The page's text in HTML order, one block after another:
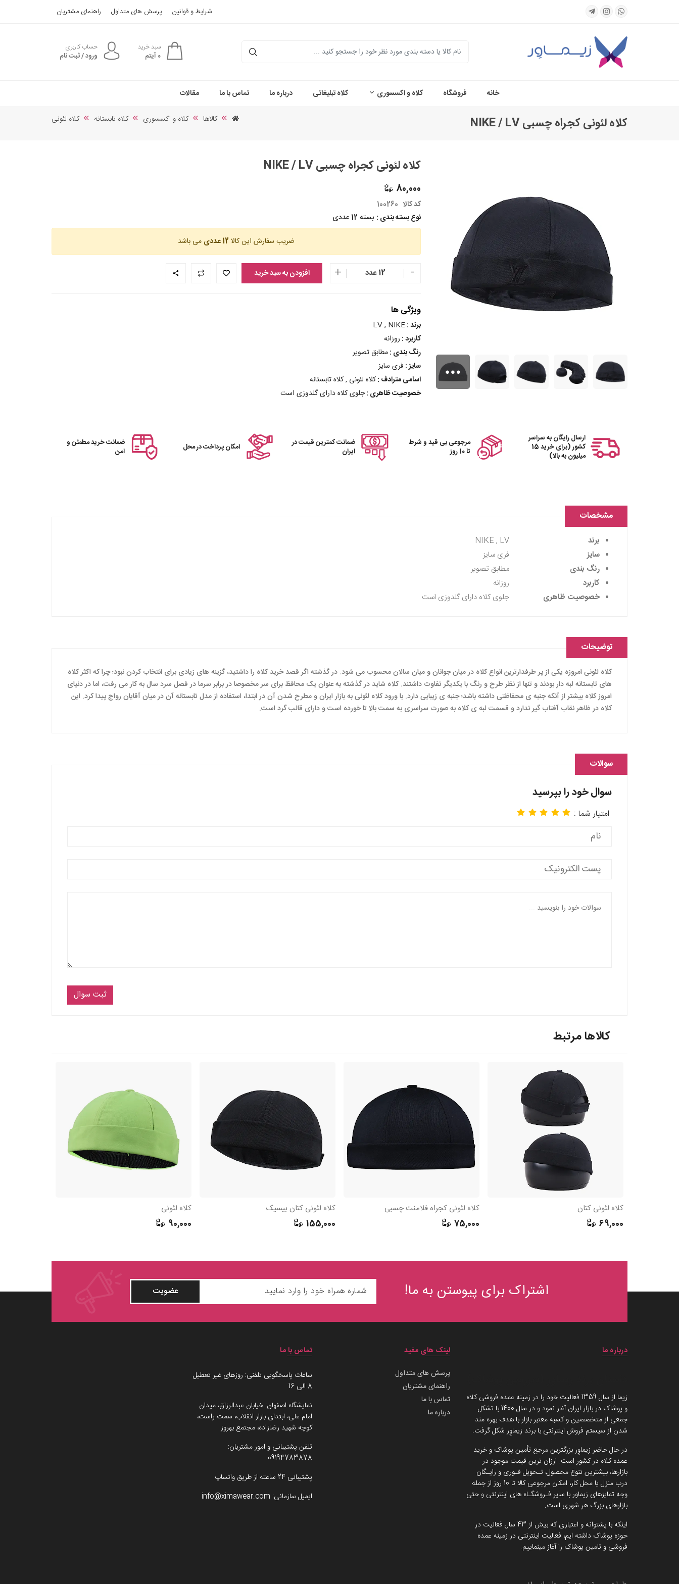
شرایط و قوانین پرسش های متداول راهنمای مشتریان
جستجو سبد خرید
0آیتم
حساب کاربری
ورود / ثبت نام
خانه فروشگاه کلاه و اکسسوری کلاه تبلیغاتی درباره ما تماس با ما مقالات
کلاه لئونی کجراه چسبی NIKE / LV کالاها کلاه و اکسسوری کلاه تابستانه کلاه لئونی
کلاه لئونی کجراه چسبی NIKE / LV
80,000
کد کالا 100260
نوع بسته بندی : بسته 12 عددی
ضریب سفارش این کالا 12 عددی می باشد
- 12 عدد + افزودن به سبد خرید
ویژگی ها
برند :LV , NIKE
کاربرد : روزانه
رنگ بندی :مطابق تصویر
سایز : فری سایز
اسامی مترادف :کلاه لئونی , کلاه تابستانه
خصوصیت ظاهری :جلوی کلاه دارای گلدوزی است
ارسال رایگان به سراسر
کشور (برای خرید 15
میلیون به بالا)
مرجوعی بی قید و شرط
تا 10 روز
ضمانت کمترین قیمت در
ایران
امکان پرداخت در محل
ضمانت خرید مطمئن و
امن
مشخصات
برند
سایز
فری سایز
رنگ بندی
مطابق تصویر
کاربرد
روزانه
خصوصیت ظاهری
جلوی کلاه دارای گلدوزی است
توضیحات
کلاه لئونی امروزه یکی از پر طرفدارترین انواع کلاه در میان جوانان و میان سالان محسوب می شود. در گذشته اگر قصد خرید کلاه را داشتید، گزینه های زیادی برای انتخاب کردن نبود؛ چرا که اکثر کلاه
های تابستانه لبه دار بودند و تنها از نظر طرح و رنگ با یکدیگر تفاوت داشتند. کلاه شاید در گذشته به عنوان یک محافظ برای سر مخصوصا در برابر سرما در فصل سرد سال به کار می رفت، اما در دنیای
امروز کلاه بیشتر از آنکه جنبه ی محفاظتی داشته باشد؛ جنبه ی زیبایی دارد. با ورود کلاه لئونی به بازار ایران و مطرح شدن آن در ابتدا، استفاده از مدل تابستانه آن در میان آقایان رواج پیدا کرد. این
کلاه در ظاهر نقاب آفتاب گیر ندارد و قسمت لبه ی کلاه به صورت سراسری به سمت بالا تا خورده است و دارای قالب گرد است.
سوالات
سوال خود را بپرسید
امتیار شما :
ثبت سوال
کالاها مرتبط
کلاه لئونی کتان
69,000
کلاه لئونی کجراه فلامنت چسبی
75,000
کلاه لئونی کتان بیسیک
155,000
کلاه لئونی
90,000
اشتراک برای پیوستن به ما! عضویت
درباره ما
زیما از سال 1359 فعالیت خود را در زمینه عمده فروشی کلاه
و پوشاک در بازار ایران آغاز نمود و در سال 1400 با تشکل
جمعی از متخصصین و کسبه معتبر بازار با هدف بهره مند
شدن از سیستم فروش اینترنتی با برند زیماوِر شکل گرفت.
در حال حاضر زیماوِر بزرگترین مرجع تأمین پوشاک و خرید
عمده کلاه در کشور است. ارزان ترین قیمت موجود در
بازارها، بیشترین تنوع محصول، تـحویل فـوری و رایـگان
درب منزل یا محل کار، امکان مرجوعی کالا تا 10 روز از جمله
وجه تمایزهای زیماور با سایر فـروشگـاه های اینترنتی و حتی
بازارهای بزرگ هر شهری است.
اینکه با پشتوانه و اعتباری که بیش از 43 سال فعالیت در
حوزه پوشاک داشته ایم، فعالیت اینترنتی در زمینه عمده
فروشی و تامین پوشاک را آغاز مینماییم.
لینک های مفید
پرسش های متداول
راهنمای مشتریان
تماس با ما
درباره ما
تماس با ما
ساعات پاسخگویی تلفنی: روزهای غیر تعطیل
8 الی 16
نمایشگاه اصفهان: خیابان عبدالرزاق، میدان
امام علی، ابتدای بازار انقلاب، سمت راست،
کوچه شهید رضازاده، مجتمع بهروز
تلفن پشتیبانی و امور مشتریان:
09194783878
پشتیبانی 24 ساعته از طریق واتساپ
ایمیل سازمانی: info@ximawear.com